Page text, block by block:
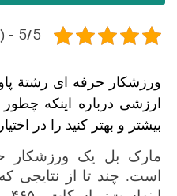
5/5 - (1 امتیاز)
ورزشکار حرفه ای رشتة
ارزشی درباره اینکه
بیشتر و بهتر کنید را در
مارک بل یک ورزشکار
است. چند تا از نتایجی